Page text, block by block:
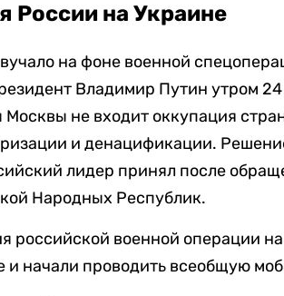
России на Украине
на фоне военной
Владимир Путин утром
Москвы не входит оккупация
и денацификации.
лидер принял после
Народных Республик.
российской военной операции
и начали проводить всеобщую